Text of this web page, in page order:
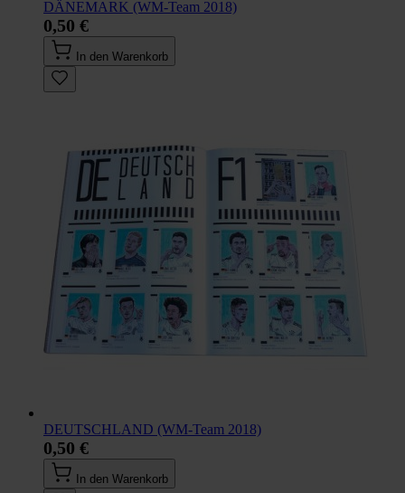
DÄNEMARK (WM-Team 2018)
0,50 €
In den Warenkorb
DEUTSCHLAND (WM-Team 2018)
0,50 €
In den Warenkorb